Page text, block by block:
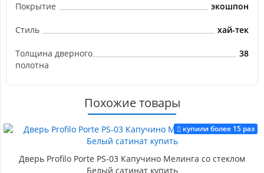
Покрытие экошпон
Стиль хай-тек
Толщина дверного
полотна
38
Похожие товары
купили более 15 раз
Дверь Profilo Porte PS-03 Капучино Мелинга со стеклом
Белый сатинат купить